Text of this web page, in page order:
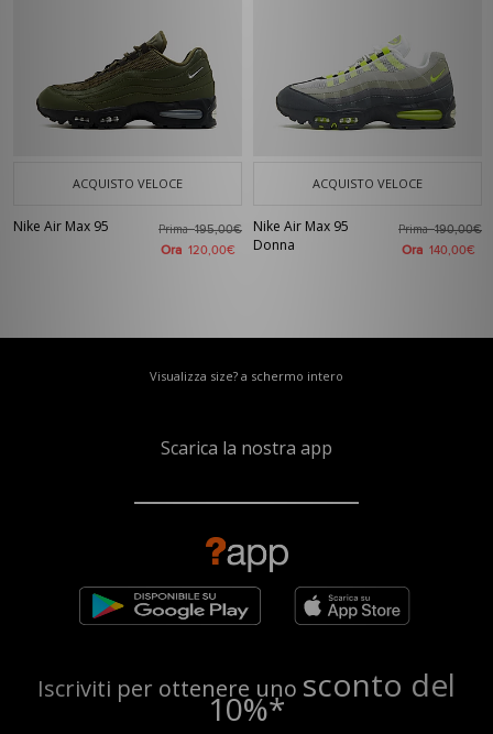
ACQUISTO VELOCE
Nike Air Max 95 Prima195,00€
Ora 120,00€
ACQUISTO VELOCE
Nike Air Max 95
Donna
Prima190,00€
Ora 140,00€
Visualizza size? a schermo intero
Scarica la nostra app
Iscriviti per ottenere uno sconto del
10%*